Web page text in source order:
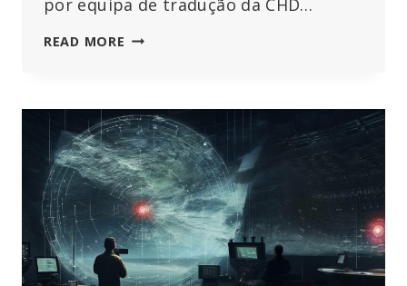
por equipa de tradução da CHD…
READ MORE ENTREVISTA
PATOLOGISTA
ARNE
BURKHARDT:
REVELAR
OS
GRAVES
PERIGOS
DAS
VACINAS